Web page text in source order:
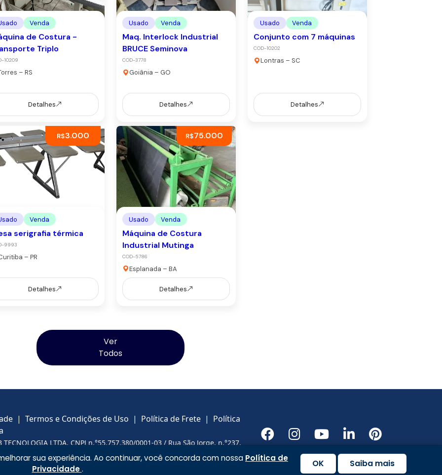
Venda
de Costura -
Triplo
10209
– RS
Detalhes
Usado Venda
Maq. Interlock Industrial
BRUCE Seminova
COD-3778
Goiânia – GO
Detalhes
Usado Venda
Conjunto com 7 máquinas
COD-10202
Lontras – SC
Detalhes
R$3.000
Venda
serigrafia térmica
9993
– PR
Detalhes
R$75.000
Usado Venda
Máquina de Costura
Industrial Mutinga
COD-5786
Esplanada – BA
Detalhes
Ver
Todos
| Termos e Condições de Uso | Política de Frete | Política
LTDA. CNPJ n.°55.757.380/0001-03 / Rua São Jorge, n.°237,
SP, CEP 09911-070 Telefone: (11) 91186-6853 E-mail:
sua experiência. Ao continuar, você concorda com nossa Política de
Privacidade. OK Saiba mais